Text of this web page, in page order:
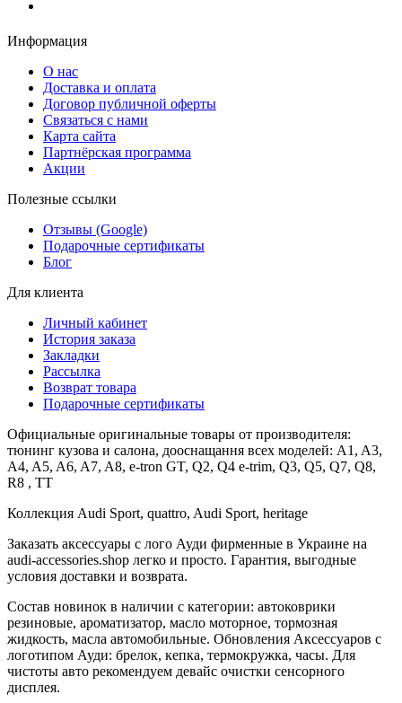
Информация
О нас
Доставка и оплата
Договор публичной оферты
Связаться с нами
Карта сайта
Партнёрская программа
Акции
Полезные ссылки
Отзывы (Google)
Подарочные сертификаты
Блог
Для клиента
Личный кабинет
История заказа
Закладки
Рассылка
Возврат товара
Подарочные сертификаты
Официальные оригинальные товары от производителя:
тюнинг кузова и салона, дооснащання всех моделей: A1, A3,
A4, A5, A6, A7, A8, e-tron GT, Q2, Q4 e-trim, Q3, Q5, Q7, Q8,
R8 , TT
Коллекция Audi Sport, quattro, Audi Sport, heritage
Заказать аксессуары с лого Ауди фирменные в Украине на
audi-accessories.shop легко и просто. Гарантия, выгодные
условия доставки и возврата.
Состав новинок в наличии с категории: автоковрики
резиновые, ароматизатор, масло моторное, тормозная
жидкость, масла автомобильные. Обновления Аксессуаров с
логотипом Ауди: брелок, кепка, термокружка, часы. Для
чистоты авто рекомендуем девайс очистки сенсорного
дисплея.